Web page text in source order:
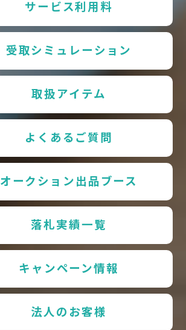
サービス利用料
受取シミュレーション
取扱アイテム
よくあるご質問
オークション出品ブース
落札実績一覧
キャンペーン情報
法人のお客様